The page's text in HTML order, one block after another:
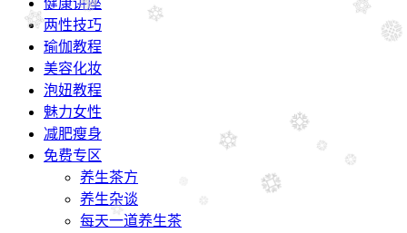
健康讲座
两性技巧
瑜伽教程
美容化妆
泡妞教程
魅力女性
减肥瘦身
免费专区
养生茶方
养生杂谈
每天一道养生茶